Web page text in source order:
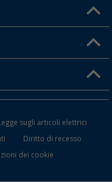
sugli articoli elettrici
Diritto di recesso
dei cookie